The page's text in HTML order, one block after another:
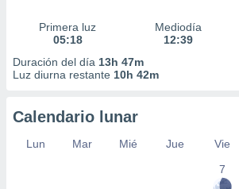
Primera luz
05:18
Mediodía
12:39
Duración del día 13h 47m
Luz diurna restante 10h 42m
Calendario lunar
Lun Mar Mié Jue Vie
7